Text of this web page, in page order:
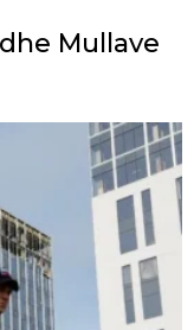
Mullave